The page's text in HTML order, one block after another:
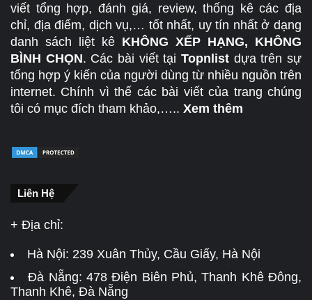
viết tổng hợp, đánh giá, review, thống kê các địa
chỉ, địa điểm, dịch vụ,… tốt nhất, uy tín nhất ở dạng
danh sách liệt kê KHÔNG XẾP HẠNG, KHÔNG
BÌNH CHỌN. Các bài viết tạiTopnlist dựa trên sự
tổng hợp ý kiến của người dùng từ nhiều nguồn trên
internet. Chính vì thế các bài viết của trang chúng
tôi có mục đích tham khảo,….. Xem thêm
Liên Hệ
+ Địa chỉ:
Hà Nội: 239 Xuân Thủy, Cầu Giấy, Hà Nội
Đà Nẵng:478 Điện Biên Phủ, Thanh Khê Đông,
Thanh Khê, Đà Nẵng